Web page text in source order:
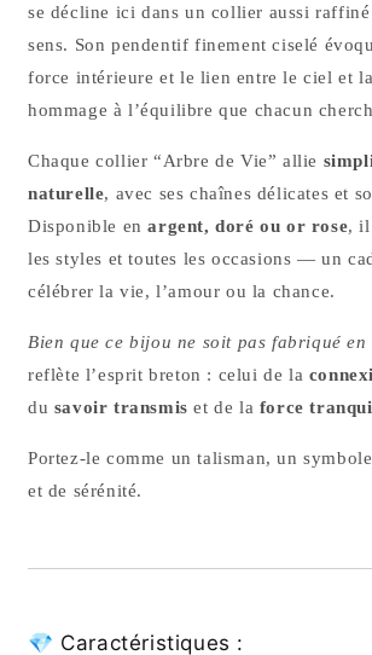
se décline ici dans un collier aussi
sens. Son pendentif finement ciselé
force intérieure et le lien entre le ciel et
hommage à l’équilibre que chacun
Chaque collier “Arbre de Vie” allie
naturelle, avec ses chaînes délicates et
Disponible enargent, doré ou or rose, il
les styles et toutes les occasions — un
célébrer la vie, l’amour ou la chance.
Bien que ce bijou ne soit pas fabriqué en
reflète l’esprit breton : celui de la
du savoir transmis et de la force
Portez-le comme un talisman, un
et de sérénité.
💎 Caractéristiques :